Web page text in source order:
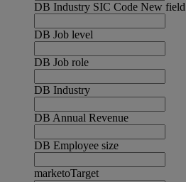
DB Industry SIC Code New field
DB Job level
DB Job role
DB Industry
DB Annual Revenue
DB Employee size
marketoTarget